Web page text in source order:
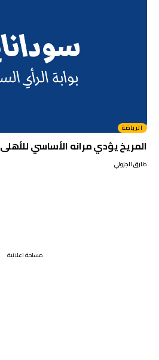
الرياضة
المريخ يؤدي مرانه الأساسي للأهلى
طارق الجزولي
مساحة اعلانية